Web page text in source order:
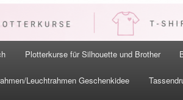
Plotterkurse für Silhouette und Brother
Leuchtrahmen Geschenkidee